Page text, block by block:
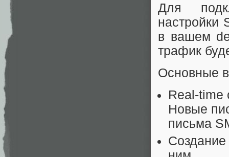
Для
настройки
в вашем
трафик
Основные
Real-time
Новые
письма
Создание